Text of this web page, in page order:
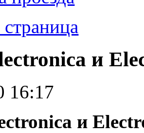
и
16:17
и